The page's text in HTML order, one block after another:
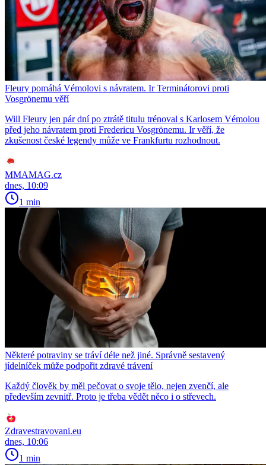
Fleury pomáhá Vémolovi s návratem. Ir Terminátorovi proti
Vosgrönemu věří
Will Fleury jen pár dní po ztrátě titulu trénoval s Karlosem Vémolou
před jeho návratem proti Fredericu Vosgrönemu. Ir věří, že
zkušenost české legendy může ve Frankfurtu rozhodnout.
MMAMAG.cz
dnes, 10:09
1 min
Některé potraviny se tráví déle než jiné. Správně sestavený
jídelníček může podpořit zdravé trávení
Každý člověk by měl pečovat o svoje tělo, nejen zvenčí, ale
především zevnitř. Proto je třeba vědět něco i o střevech.
Zdravestravovani.eu
dnes, 10:06
1 min